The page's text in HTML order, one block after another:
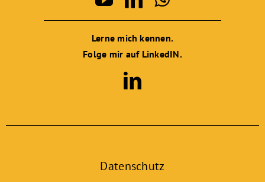
Lerne mich kennen.
Folge mir auf LinkedIN.
Datenschutz